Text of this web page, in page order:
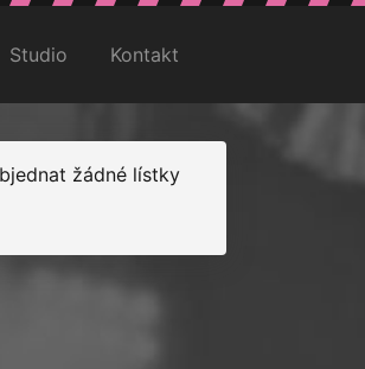
Studio Kontakt
žádné lístky